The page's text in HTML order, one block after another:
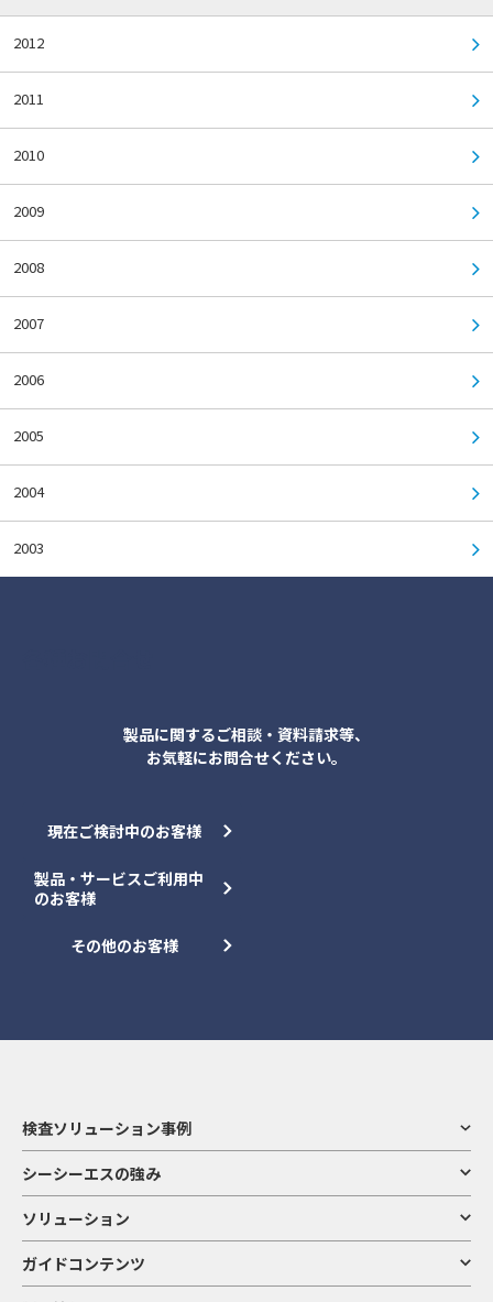
2012
2011
2010
2009
2008
2007
2006
2005
2004
2003
製品に関するご相談・資料請求等、
お気軽にお問合せください。
現在ご検討中のお客様
製品・サービスご利用中
のお客様
その他のお客様
検査ソリューション事例
シーシーエスの強み
ソリューション
ガイドコンテンツ